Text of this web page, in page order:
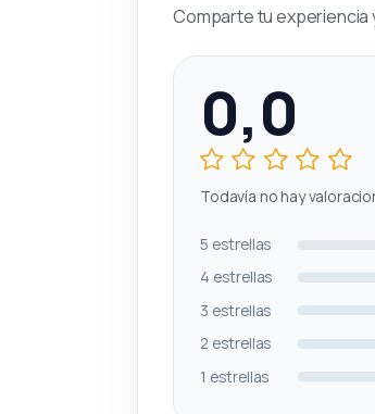
Comparte tu experiencia
0,0
Todavía no hay
5 estrellas
4 estrellas
3 estrellas
2 estrellas
1 estrellas